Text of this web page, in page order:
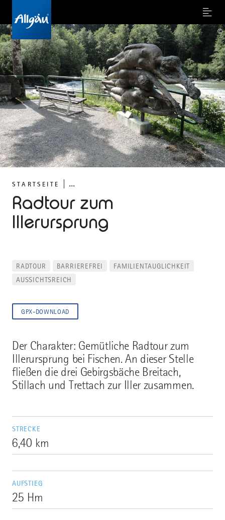
Menu
STARTSEITE ...
Radtour zum
Illerursprung
©
Der Charakter: Gemütliche Radtour zum
Illerursprung bei Fischen. An dieser Stelle
fließen die drei Gebirgsbäche Breitach,
Stillach und Trettach zur Iller zusammen.
STRECKE
6,40 km
AUFSTIEG
25 Hm
RADTOUR BARRIEREFREI
FAMILIENTAUGLICHKEIT
AUSSICHTSREICH
GPX-DOWNLOAD